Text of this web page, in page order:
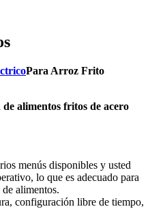
Para Arroz Frito
alimentos fritos de acero
menús disponibles y usted
lo que es adecuado para
alimentos.
configuración libre de tiempo,